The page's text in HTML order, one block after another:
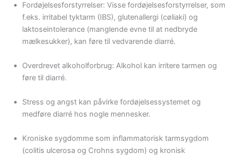
Fordøjelsesforstyrrelser: Visse fordøjelsesforstyrrelser, som
f.eks. irritabel tyktarm (IBS), glutenallergi (cøliaki) og
laktoseintolerance (manglende evne til at nedbryde
mælkesukker), kan føre til vedvarende diarré.
Overdrevet alkoholforbrug: Alkohol kan irritere tarmen og
føre til diarré.
Stress og angst kan påvirke fordøjelsessystemet og
medføre diarré hos nogle mennesker.
Kroniske sygdomme som inflammatorisk tarmsygdom
(colitis ulcerosa og Crohns sygdom) og kronisk